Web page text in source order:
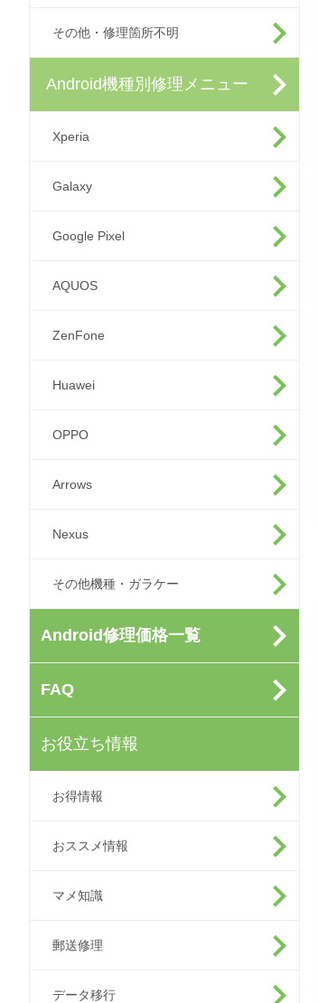
その他・修理箇所不明
Android機種別修理メニュー
Xperia
Galaxy
Google Pixel
AQUOS
ZenFone
Huawei
OPPO
Arrows
Nexus
その他機種・ガラケー
Android修理価格一覧
FAQ
お役立ち情報
お得情報
おススメ情報
マメ知識
郵送修理
データ移行